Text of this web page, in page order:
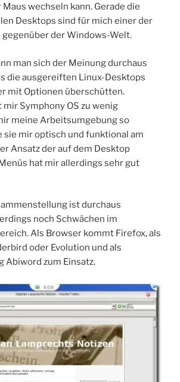
wechseln kann. Gerade die
Desktops sind für mich einer der
der Windows-Welt.
man sich der Meinung durchaus
die ausgereiften Linux-Desktops
mit Optionen überschütten.
Symphony OS zu wenig
meine Arbeitsumgebung so
sie mir optisch und funktional am
Ansatz der auf dem Desktop
hat mir allerdings sehr gut
ist durchaus
noch Schwächen im
Als Browser kommt Firefox, als
oder Evolution und als
Abiword zum Einsatz.